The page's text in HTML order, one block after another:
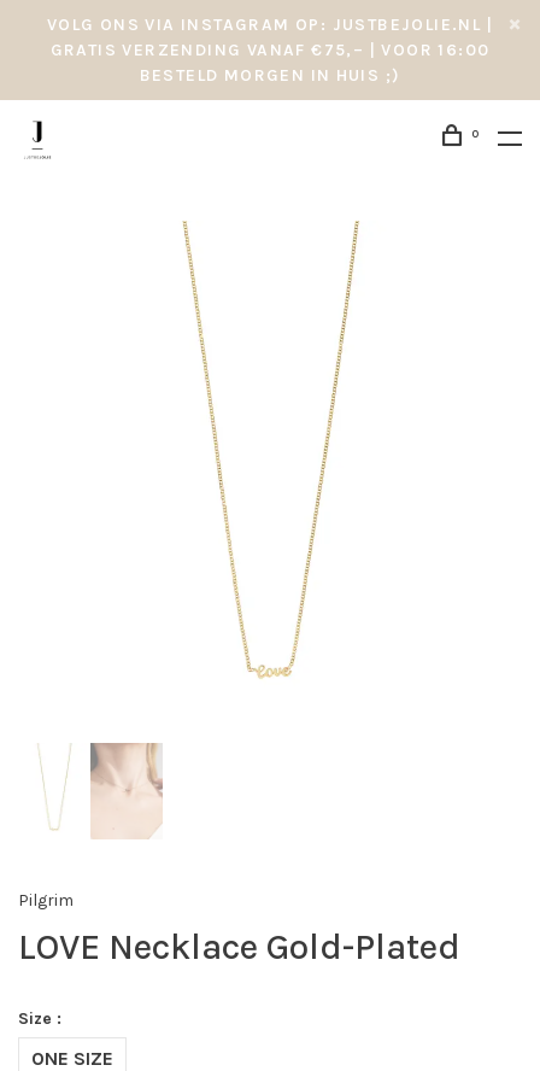
VOLG ONS VIA INSTAGRAM OP: JUSTBEJOLIE.NL |
GRATIS VERZENDING VANAF €75,– | VOOR 16:00
BESTELD MORGEN IN HUIS ;)
0
Pilgrim
LOVE Necklace Gold-Plated
Size :
ONE SIZE